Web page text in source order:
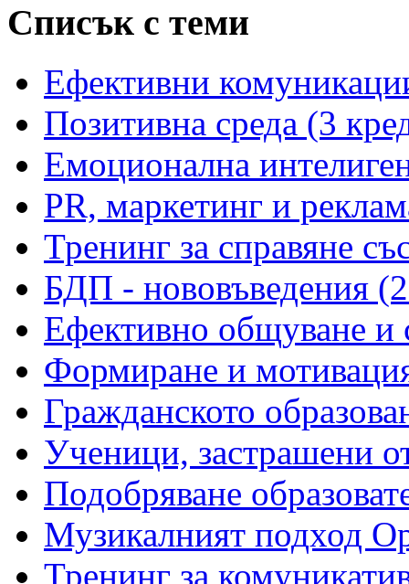
Списък с теми
Ефективни
Позитивна среда (3
Емоционална
PR, маркетинг и
Тренинг за справяне
БДП - нововъведения
Ефективно общуване и
Формиране и
Гражданското
Ученици, застрашени
Подобряване
Музикалният подход
Тренинг за